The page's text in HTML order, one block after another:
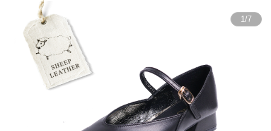
1/7